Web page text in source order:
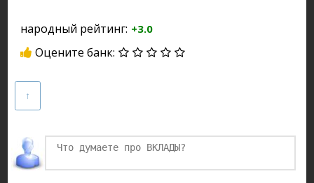
народный рейтинг: +3.0
Оцените банк: